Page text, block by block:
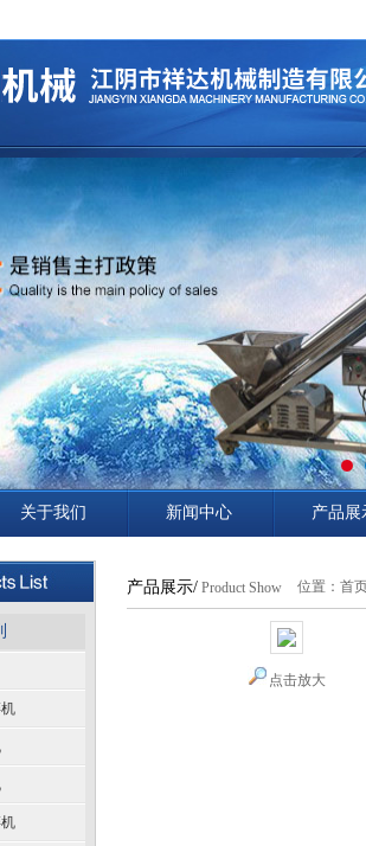
关于我们 新闻中心 产品展
产品展示/ Product Show 位置： 首
点击放大